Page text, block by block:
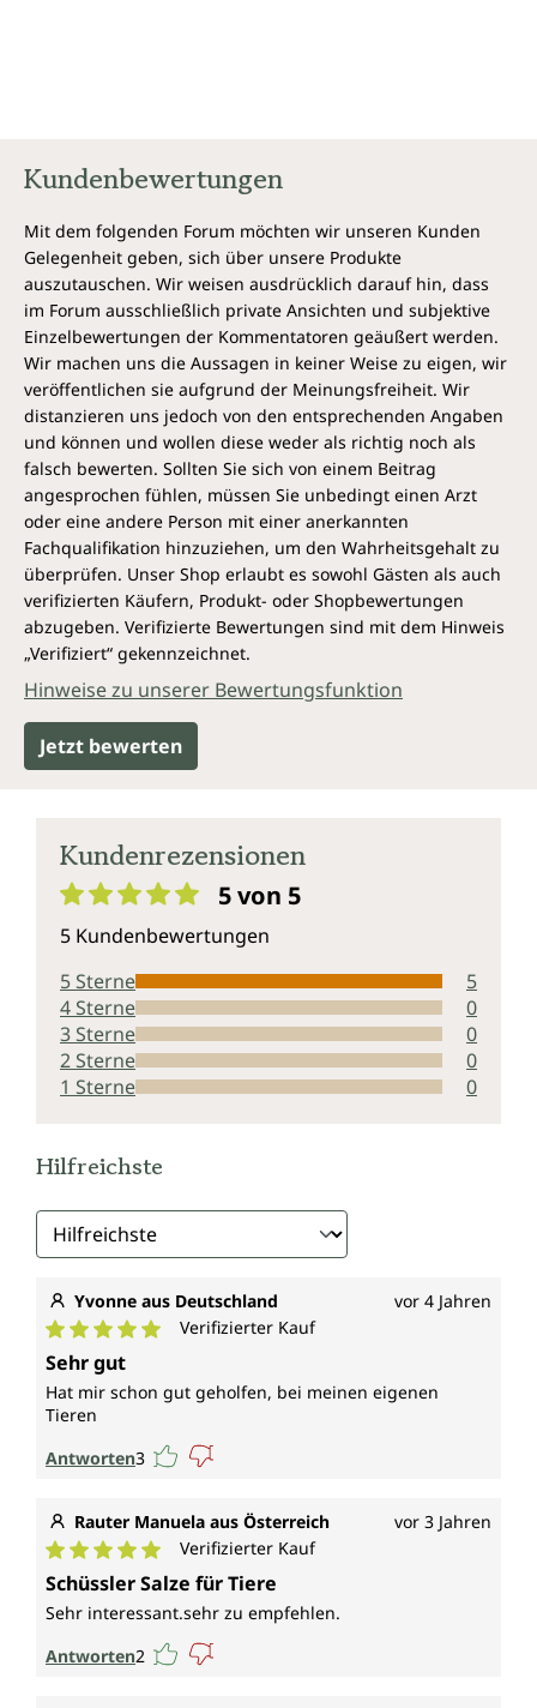
Kundenbewertungen
Mit dem folgenden Forum möchten wir unseren Kunden
Gelegenheit geben, sich über unsere Produkte
auszutauschen. Wir weisen ausdrücklich darauf hin, dass
im Forum ausschließlich private Ansichten und subjektive
Einzelbewertungen der Kommentatoren geäußert werden.
Wir machen uns die Aussagen in keiner Weise zu eigen, wir
veröffentlichen sie aufgrund der Meinungsfreiheit. Wir
distanzieren uns jedoch von den entsprechenden Angaben
und können und wollen diese weder als richtig noch als
falsch bewerten. Sollten Sie sich von einem Beitrag
angesprochen fühlen, müssen Sie unbedingt einen Arzt
oder eine andere Person mit einer anerkannten
Fachqualifikation hinzuziehen, um den Wahrheitsgehalt zu
überprüfen. Unser Shop erlaubt es sowohl Gästen als auch
verifizierten Käufern, Produkt- oder Shopbewertungen
abzugeben. Verifizierte Bewertungen sind mit dem Hinweis
„Verifiziert“ gekennzeichnet.
Hinweise zu unserer Bewertungsfunktion
Jetzt bewerten
Kundenrezensionen
5 von 5
5 Kundenbewertungen
5 Sterne
5
4 Sterne
0
3 Sterne
0
2 Sterne
0
1 Sterne
0
Hilfreichste
Yvonne aus Deutschland vor 4 Jahren
Durchschnittliche Bewertung von 5 von 5 Sternen
Verifizierter Kauf
Sehr gut
Hat mir schon gut geholfen, bei meinen eigenen
Tieren
Antworten3
Rauter Manuela aus Österreich vor 3 Jahren
Durchschnittliche Bewertung von 5 von 5 Sternen
Verifizierter Kauf
Schüssler Salze für Tiere
Sehr interessant.sehr zu empfehlen.
Antworten2